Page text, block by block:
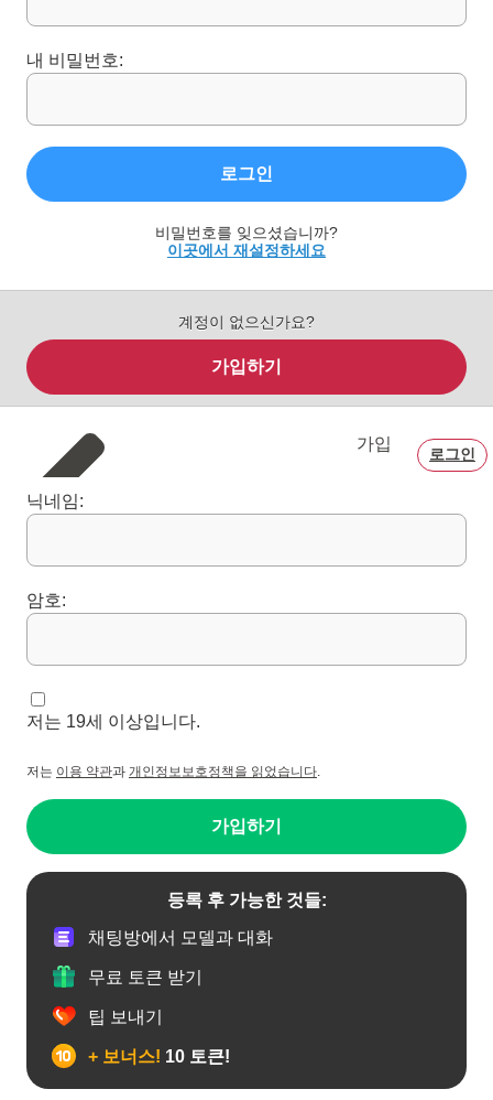
내 비밀번호:
로그인
비밀번호를 잊으셨습니까?
이곳에서 재설정하세요
계정이 없으신가요?
가입하기
가입
로그인
닉네임:
암호:
저는 19세 이상입니다.
저는 이용 약관과 개인정보보호정책을 읽었습니다.
가입하기
등록 후 가능한 것들:
채팅방에서 모델과 대화
무료 토큰 받기
팁 보내기
+ 보너스! 10 토큰!